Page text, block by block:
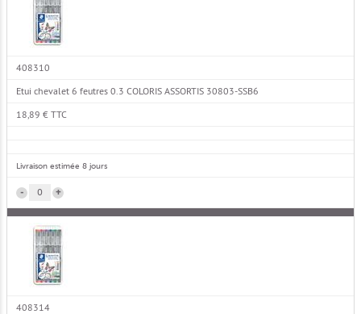
408310
Etui chevalet 6 feutres 0.3 COLORIS ASSORTIS 30803-SSB6
18,89 € TTC
Livraison estimée 8 jours
+
-
408314